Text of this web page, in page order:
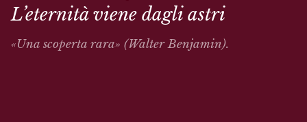
L’eternità viene dagli astri
«Una scoperta rara» (Walter Benjamin).